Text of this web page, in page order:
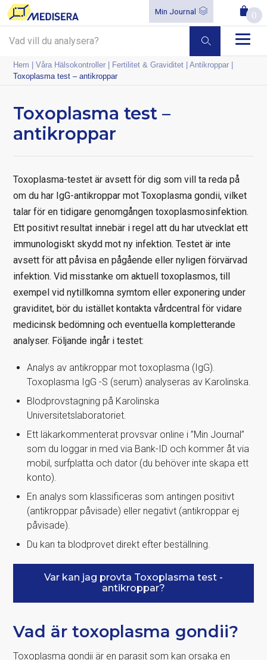
Min Journal 0
Hem |Våra Hälsokontroller | Fertilitet & Graviditet |Antikroppar |
Toxoplasma test – antikroppar
Toxoplasma test –
antikroppar
Toxoplasma-testet är avsett för dig som vill ta reda på
om du har IgG-antikroppar mot Toxoplasma gondii, vilket
talar för en tidigare genomgången toxoplasmosinfektion.
Ett positivt resultat innebär i regel att du har utvecklat ett
immunologiskt skydd mot ny infektion. Testet är inte
avsett för att påvisa en pågående eller nyligen förvärvad
infektion. Vid misstanke om aktuell toxoplasmos, till
exempel vid nytillkomna symtom eller exponering under
graviditet, bör du istället kontakta vårdcentral för vidare
medicinsk bedömning och eventuella kompletterande
analyser. Följande ingår i testet:
Analys av antikroppar mot toxoplasma (IgG).
Toxoplasma IgG -S (serum) analyseras av Karolinska.
Blodprovstagning på Karolinska
Universitetslaboratoriet.
Ett läkarkommenterat provsvar online i ”Min Journal”
som du loggar in med via Bank-ID och kommer åt via
mobil, surfplatta och dator (du behöver inte skapa ett
konto).
En analys som klassificeras som antingen positivt
(antikroppar påvisade) eller negativt (antikroppar ej
påvisade).
Du kan ta blodprovet direkt efter beställning.
Var kan jag provta Toxoplasma test -
antikroppar?
Vad är toxoplasma gondii?
Toxoplasma gondii är en parasit som kan orsaka en